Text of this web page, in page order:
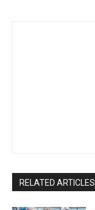
RELATED ARTICLES